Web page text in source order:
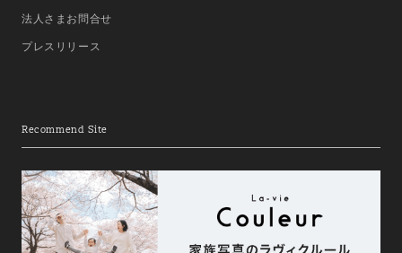
法人さまお問合せ
プレスリリース
Recommend Site